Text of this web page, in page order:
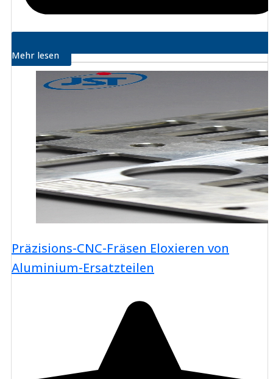
Mehr lesen
Präzisions-CNC-Fräsen Eloxieren von
Aluminium-Ersatzteilen